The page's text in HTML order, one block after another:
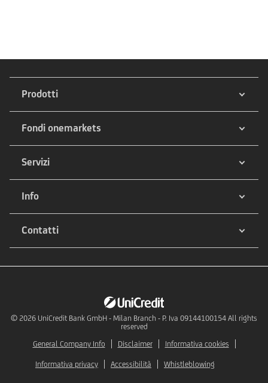
Prodotti
Fondi onemarkets
Servizi
Info
Contatti
© 2026 UniCredit Bank GmbH - Milan Branch - P. Iva 09144100154 All rights
reserved
General Company Info
Disclaimer Informativa cookies
Informativa privacy Accessibilità Whistleblowing